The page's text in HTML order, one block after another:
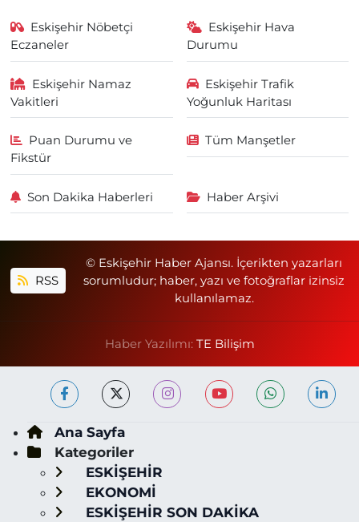
Eskişehir Nöbetçi
Eczaneler
Eskişehir Hava
Durumu
Eskişehir Namaz
Vakitleri
Eskişehir Trafik
Yoğunluk Haritası
Puan Durumu ve
Fikstür
Tüm Manşetler
Son Dakika Haberleri Haber Arşivi
RSS
© Eskişehir Haber Ajansı. İçerikten yazarları
sorumludur; haber, yazı ve fotoğraflar izinsiz
kullanılamaz.
Haber Yazılımı: TE Bilişim
Ana Sayfa
Kategoriler
ESKİŞEHİR
EKONOMİ
ESKİŞEHİR SON DAKİKA